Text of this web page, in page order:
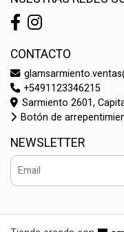
CONTACTO
+5491123346215
Sarmiento 2601,
Botón de
NEWSLETTER